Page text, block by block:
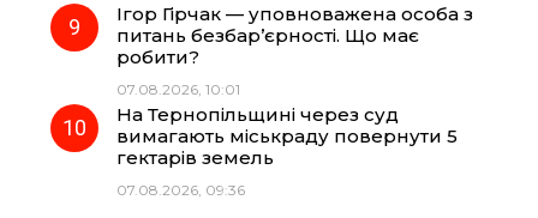
Ігор Гірчак — уповноважена особа з
питань безбар’єрності. Що має
робити?
07.08.2026, 10:01
На Тернопільщині через суд
вимагають міськраду повернути 5
гектарів земель
07.08.2026, 09:36